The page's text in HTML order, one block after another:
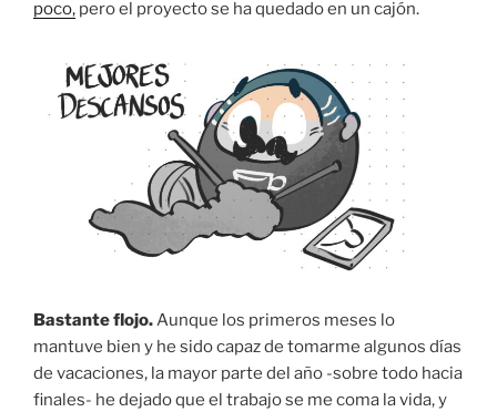
poco, pero el proyecto se ha quedado en un cajón.
Bastante flojo.Aunque los primeros meses lo
mantuve bien y he sido capaz de tomarme algunos días
de vacaciones, la mayor parte del año -sobre todo hacia
finales- he dejado que el trabajo se me coma la vida, y